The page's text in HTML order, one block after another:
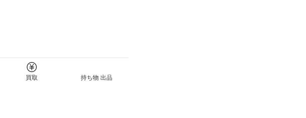
買取 持ち物 出品